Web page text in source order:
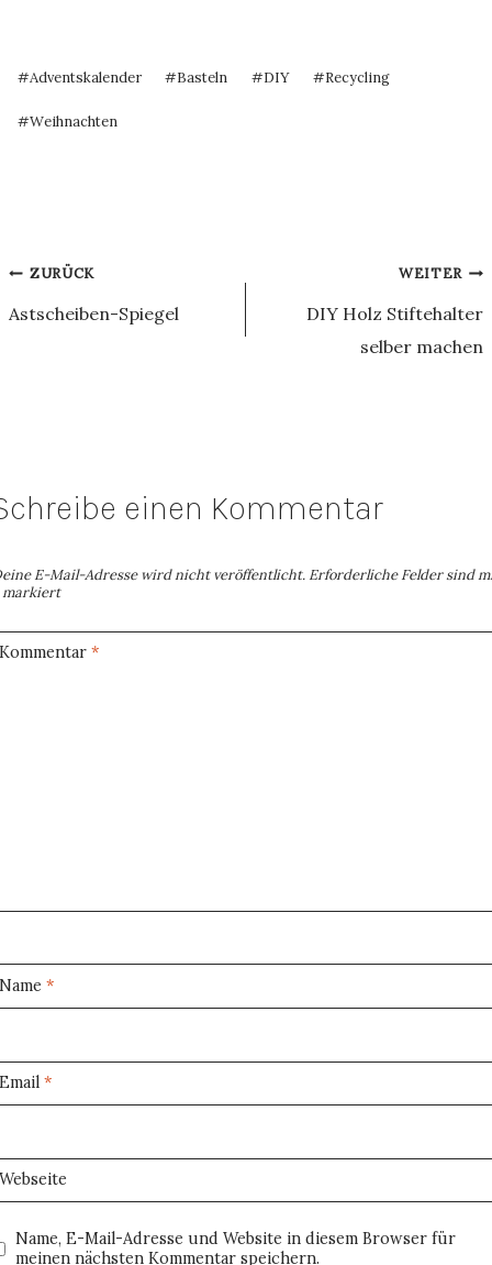
Schlagworte:
#Adventskalender #Basteln #DIY #Recycling
#Weihnachten
Beitragsnavigation
ZURÜCK
Astscheiben-Spiegel
WEITER
DIY Holz Stiftehalter
selber machen
einen Kommentar
E-Mail-Adresse wird nicht veröffentlicht. Erforderliche Felder sind
markiert
Kommentar*
Name*
Email*
Webseite
Name, E-Mail-Adresse und Website in diesem Browser für
meinen nächsten Kommentar speichern.